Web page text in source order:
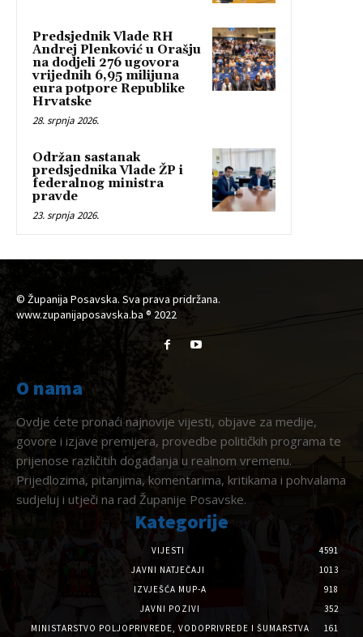
Predsjednik Vlade RH
Andrej Plenković u Orašju
na dodjeli 276 ugovora
vrijednih 6,95 milijuna
eura potpore Republike
Hrvatske
28. srpnja 2026.
Održan sastanak
predsjednika Vlade ŽP i
federalnog ministra
pravde
23. srpnja 2026.
© Županija Posavska. Sva prava pridržana.
www.zupanijaposavska.ba ® 2022
O nama
Ovdje ćete pronaći najnovije vijesti, objave za medije,
govore i izjave premijera, provedbe političkih programa te
prijenose različitih događanja u realnom vremenu.
Prijedlozima, pitanjima, komentarima, kritikama i pohvalama
sudjeluj i utječi na rad Županije Posavske.
Kategorije
VIJESTI
4591
JAVNI NATJEČAJI
1013
IZVJEŠĆA MUP-A
918
JAVNI POZIVI
352
MINISTARSTVO POLJOPRIVREDE, VODOPRIVREDE I ŠUMARSTVA
161